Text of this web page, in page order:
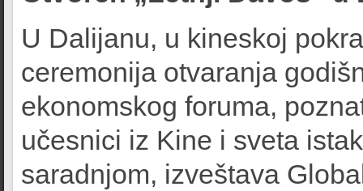
U Dalijanu, u kineskoj
ceremonija otvaranja
ekonomskog foruma,
učesnici iz Kine i sveta
saradnjom, izveštava